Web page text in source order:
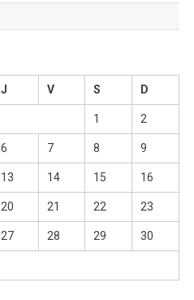
J V S D
1 2
6 7 8 9
13 14 15 16
20 21 22 23
27 28 29 30